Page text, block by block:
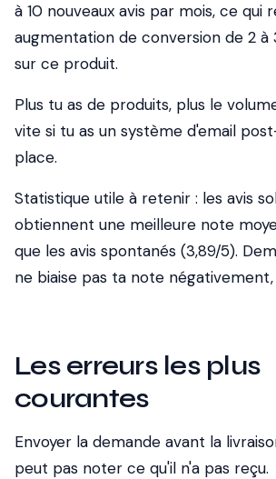
à 10 nouveaux avis par mois, ce qui
augmentation de conversion de 2 à
sur ce produit.
Plus tu as de produits, plus le
vite si tu as un système d'email
place.
Statistique utile à retenir : les avis
obtiennent une meilleure note
que les avis spontanés (3,89/5).
ne biaise pas ta note
Les erreurs les plus
courantes
Envoyer la demande avant la
peut pas noter ce qu'il n'a pas reçu.